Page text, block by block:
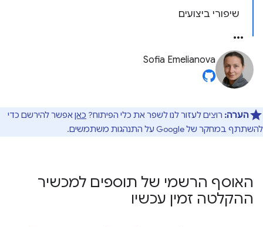
שיפורי ביצועים
Sofia Emelianova
הערה: רוצים לעזור לנו לשפר את כלי הפיתוח? כאןאפשר להירשם כדי
להשתתף במחקר של Google על התנהגות משתמשים.
האוסף הרשמי של תוספים למכשיר
ההקלטה זמין עכשיו